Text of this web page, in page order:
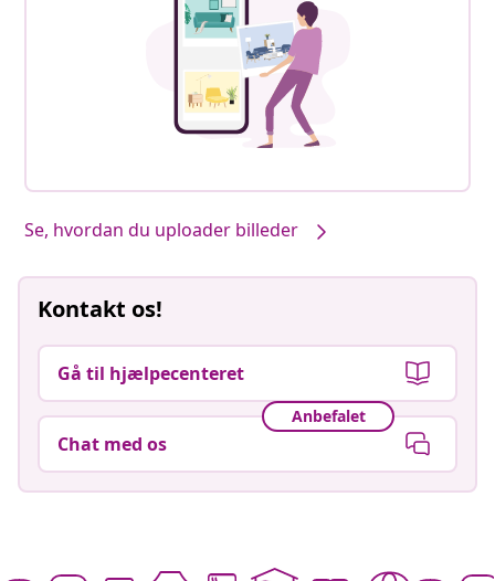
Se, hvordan du uploader billeder
Kontakt os!
Gå til hjælpecenteret
Anbefalet
Chat med os